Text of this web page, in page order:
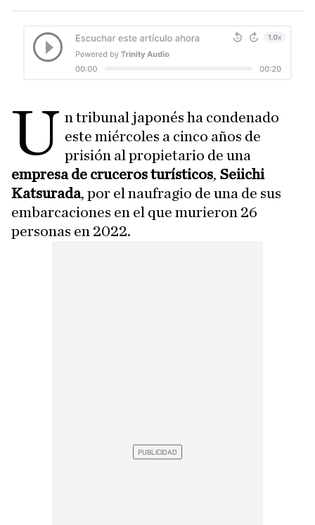
U n tribunal japonés ha condenado
este miércoles a cinco años de
prisión al propietario de una
empresa de cruceros turísticos, Seiichi
Katsurada, por el naufragio de una de sus
embarcaciones en el que murieron 26
personas en 2022.